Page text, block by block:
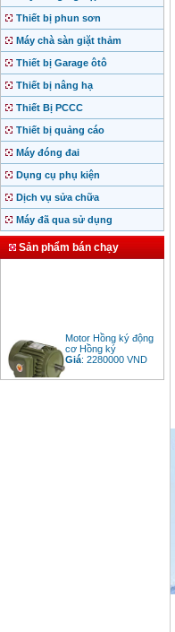
Thiết bị phun sơn
Máy chà sàn giặt thảm
Thiết bị Garage ôtô
Thiết bị nâng hạ
Thiết Bị PCCC
Thiết bị quảng cáo
Máy đóng đai
Dụng cụ phụ kiện
Dịch vụ sửa chữa
Máy đã qua sử dụng
Sản phẩm bán chạy
Motor Hồng ký động
cơ Hồng ký
Giá :2280000 VND